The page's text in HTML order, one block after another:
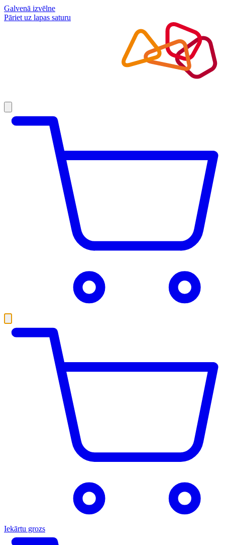
Galvenā izvēlne
Pāriet uz lapas saturu
Iekārtu grozs